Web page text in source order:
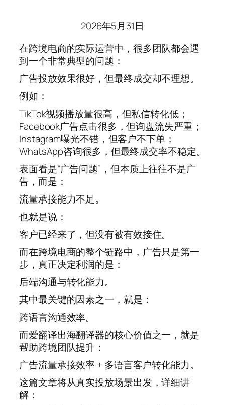
2026年5月31日
在跨境电商的实际运营中，很多团队都会遇
到一个非常典型的问题：
广告投放效果很好，但最终成交却不理想。
例如：
TikTok视频播放量很高，但私信转化低；
Facebook广告点击很多，但询盘流失严重；
Instagram曝光不错，但客户不下单；
WhatsApp咨询很多，但最终成交率不稳定。
表面看是“广告问题”，但本质上往往不是广
告，而是：
流量承接能力不足。
也就是说：
客户已经来了，但没有被有效接住。
而在跨境电商的整个链路中，广告只是第一
步，真正决定利润的是：
后端沟通与转化能力。
其中最关键的因素之一，就是：
跨语言沟通效率。
而爱翻译出海翻译器的核心价值之一，就是
帮助跨境团队提升：
广告流量承接效率 + 多语言客户转化能力。
这篇文章将从真实投放场景出发，详细讲
解：